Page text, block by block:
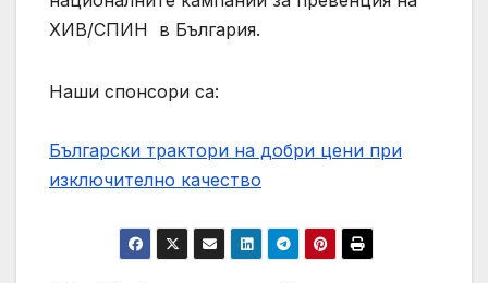
ХИВ/СПИН в България.
Наши спонсори са:
Български трактори на добри цени при
изключително качество